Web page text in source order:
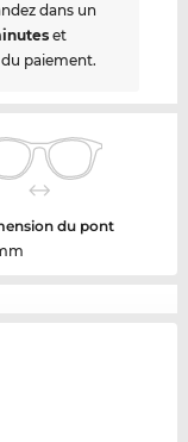
dans un
et
paiement.
du pont